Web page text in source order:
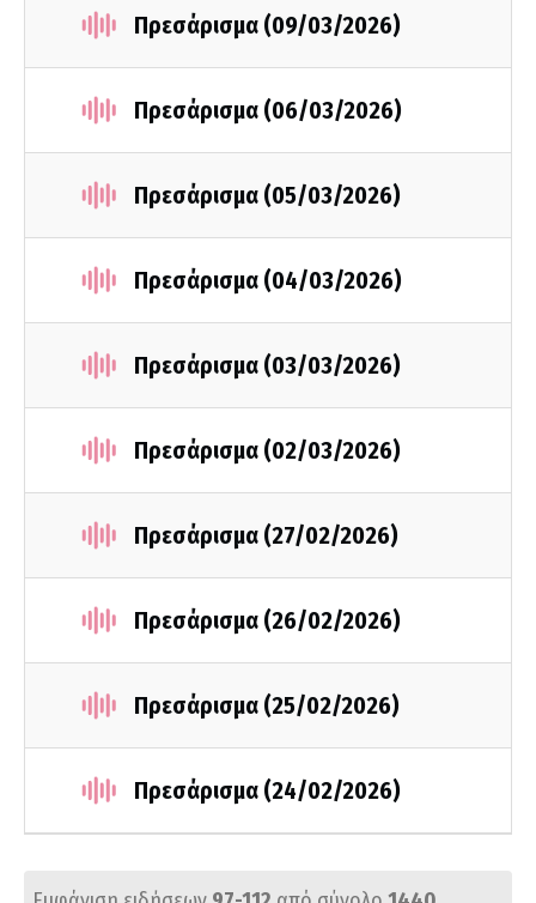
Πρεσάρισμα (09/03/2026)
Πρεσάρισμα (06/03/2026)
Πρεσάρισμα (05/03/2026)
Πρεσάρισμα (04/03/2026)
Πρεσάρισμα (03/03/2026)
Πρεσάρισμα (02/03/2026)
Πρεσάρισμα (27/02/2026)
Πρεσάρισμα (26/02/2026)
Πρεσάρισμα (25/02/2026)
Πρεσάρισμα (24/02/2026)